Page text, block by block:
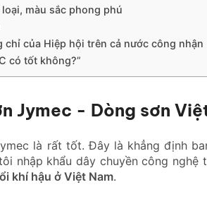
màu sắc phong phú
chỉ của Hiệp hội trên cả nước công nhận
có tốt không?”
Jymec - Dòng sơn
là rất tốt. Đây là khẳng định
nhập khẩu dây chuyền công nghệ
khí hậu ở Việt Nam.